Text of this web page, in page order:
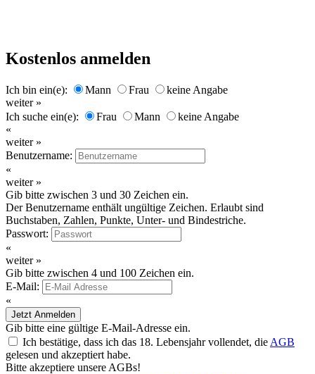
Kostenlos anmelden
Ich bin ein(e): Mann Frau
keine Angabe
weiter »
Ich suche ein(e):
Frau Mann
keine Angabe
«
weiter »
Benutzername:
«
weiter »
Gib bitte zwischen 3 und 30 Zeichen ein.
Der Benutzername enthält ungültige Zeichen. Erlaubt sind
Buchstaben, Zahlen, Punkte, Unter- und Bindestriche.
Passwort:
«
weiter »
Gib bitte zwischen 4 und 100 Zeichen ein.
E-Mail:
«
Jetzt Anmelden
Gib bitte eine gültige E-Mail-Adresse ein.
Ich bestätige, dass ich das 18. Lebensjahr vollendet, die AGB
gelesen und akzeptiert habe.
Bitte akzeptiere unsere AGBs!